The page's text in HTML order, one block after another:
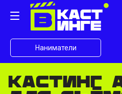
Наниматели
Кастинг